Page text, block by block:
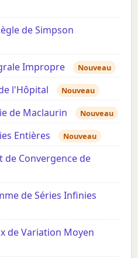
de Simpson
Impropre Nouveau
l'Hôpital Nouveau
de Maclaurin Nouveau
Entières Nouveau
de Convergence de
de Séries Infinies
de Variation Moyen